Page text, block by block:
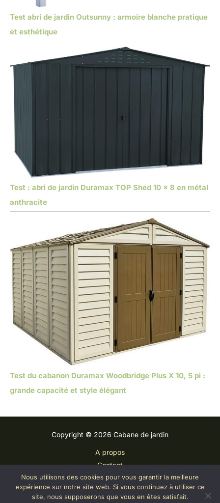
Test abri de jardin Outsunny : armoire blanche pratique
et esthétique
Test : abri de jardin Duramax TOP Shed 10 x 8 en métal
anthracite
Test du cabanon Duramax Woodbridge Plus X 10, 5 pi :
grande capacité et style élégant
Copyright © 2026 Cabane de jardin
A propos
Contact
Plan du site
Mentions légales
Nous utilisons des cookies pour vous garantir la meilleure
expérience sur notre site web. Si vous continuez à utiliser ce
site, nous supposerons que vous en êtes satisfait.